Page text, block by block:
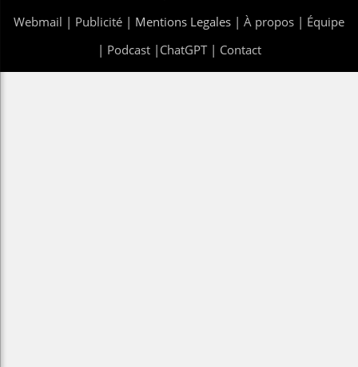
Webmail | Publicité | Mentions Legales | À propos | Équipe
| Podcast| ChatGPT| Contact